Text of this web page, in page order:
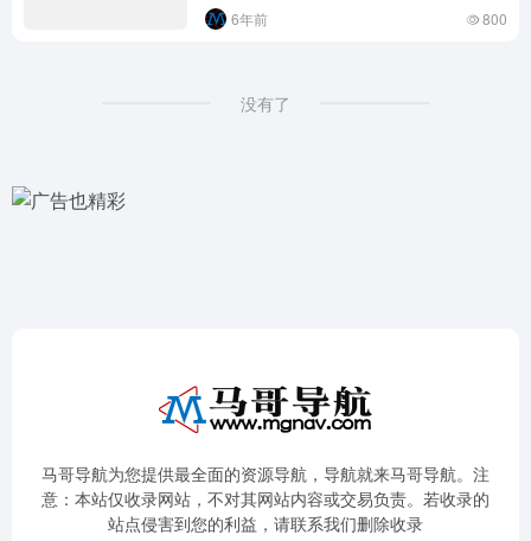
6年前 800
没有了
马哥导航为您提供最全面的资源导航，导航就来马哥导航。注
意：本站仅收录网站，不对其网站内容或交易负责。若收录的
站点侵害到您的利益，请联系我们删除收录